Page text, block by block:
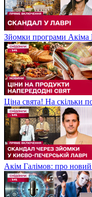
Зйомки програми Акіма
Ціна свята! На скільки
Акім Галімов: про новий